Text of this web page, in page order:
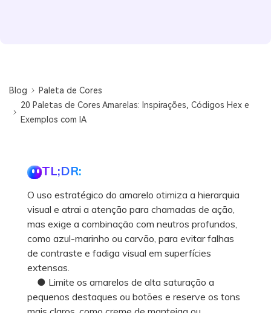
Blog
Paleta de Cores
20 Paletas de Cores Amarelas: Inspirações, Códigos Hex e
Exemplos com IA
TL;DR:
O uso estratégico do amarelo otimiza a hierarquia
visual e atrai a atenção para chamadas de ação,
mas exige a combinação com neutros profundos,
como azul-marinho ou carvão, para evitar falhas
de contraste e fadiga visual em superfícies
extensas.
● Limite os amarelos de alta saturação a
pequenos destaques ou botões e reserve os tons